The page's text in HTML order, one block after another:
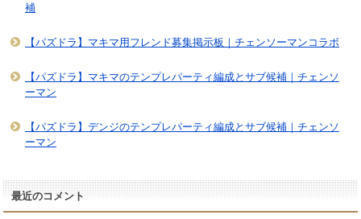
補
【パズドラ】マキマ用フレンド募集掲示板｜チェンソーマンコラボ
【パズドラ】マキマのテンプレパーティ編成とサブ候補｜チェンソ
ーマン
【パズドラ】デンジのテンプレパーティ編成とサブ候補｜チェンソ
ーマン
最近のコメント